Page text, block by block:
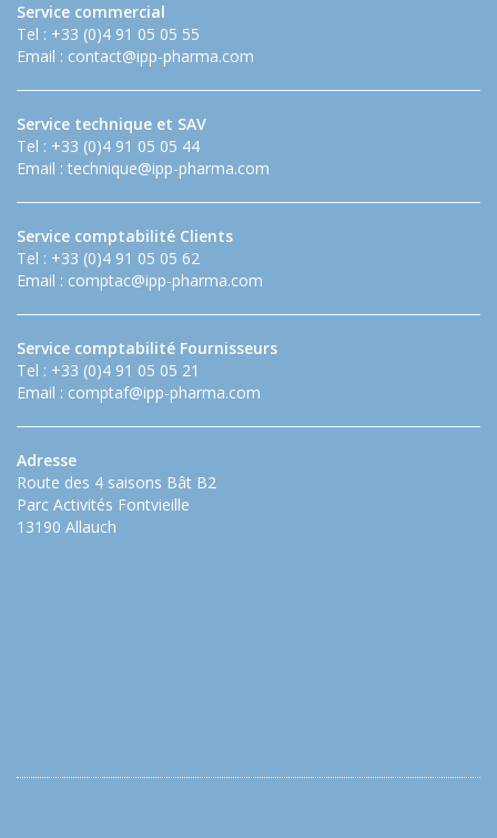
Service commercial
Tel : +33 (0)4 91 05 05 55
Email : contact@ipp-pharma.com
Service technique et SAV
Tel : +33 (0)4 91 05 05 44
Email : technique@ipp-pharma.com
Service comptabilité Clients
Tel : +33 (0)4 91 05 05 62
Email : comptac@ipp-pharma.com
Service comptabilité Fournisseurs
Tel : +33 (0)4 91 05 05 21
Email : comptaf@ipp-pharma.com
Adresse
Route des 4 saisons Bât B2
Parc Activités Fontvieille
13190 Allauch